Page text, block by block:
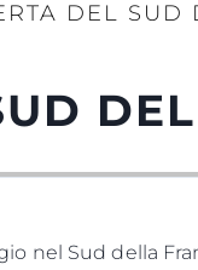
DEL SUD
nel Sud della